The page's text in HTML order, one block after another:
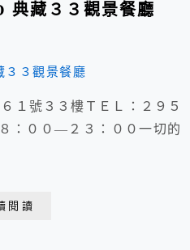
典藏３３觀景餐廳
１號３３樓ＴＥＬ：２９５
：００—２３：００一切的
閱讀